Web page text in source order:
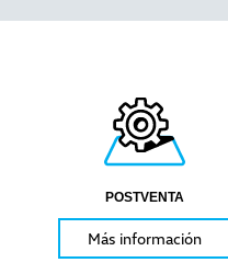
POSTVENTA
Más información